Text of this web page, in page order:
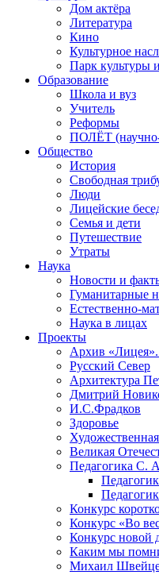
Дом актёра
Литература
Кино
Культурное
Парк культуры
Образование
Школа и вуз
Учитель
Реформы
ПОЛЁТ (научно-
Общество
История
Свободная
Люди
Лицейские
Семья и дети
Путешествие
Утраты
Наука
Новости и
Гуманитарные
Естественно-
Наука в лицах
Проекты
Архив
Русский Север
Архитектура
Дмитрий
И.С.Фрадков
Здоровье
Великая
Педагогика С.
Конкурс
Конкурс «Во
Конкурс новой
Каким мы
Михаил